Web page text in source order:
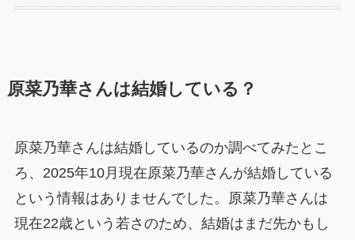
原菜乃華さんは結婚している？
原菜乃華さんは結婚しているのか調べてみたとこ
ろ、2025年10月現在原菜乃華さんが結婚している
という情報はありませんでした。原菜乃華さんは
現在22歳という若さのため、結婚はまだ先かもし